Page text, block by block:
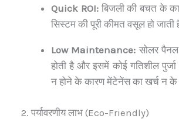
Quick ROI:बिजली की बचत के
सिस्टम की पूरी कीमत वसूल हो जाती
Low Maintenance: सोलर
होती है और इसमें कोई गतिशील
न होने के कारण मेंटेनेंस का खर्च न के
2. पर्यावरणीय लाभ (Eco-Friendly)